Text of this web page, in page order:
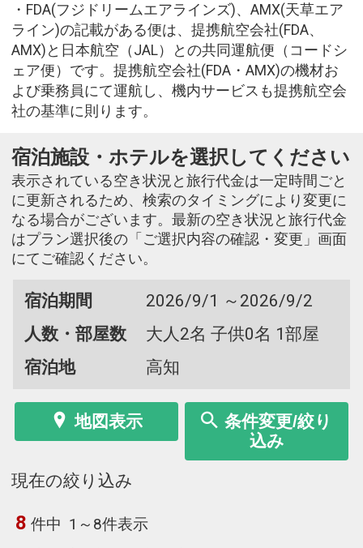
・FDA(フジドリームエアラインズ)、AMX(天草エア
ライン)の記載がある便は、提携航空会社(FDA、
AMX)と日本航空（JAL）との共同運航便（コードシ
ェア便）です。提携航空会社(FDA・AMX)の機材お
よび乗務員にて運航し、機内サービスも提携航空会
社の基準に則ります。
宿泊施設・ホテルを選択してください
表示されている空き状況と旅行代金は一定時間ごと
に更新されるため、検索のタイミングにより変更に
なる場合がございます。最新の空き状況と旅行代金
はプラン選択後の「ご選択内容の確認・変更」画面
にてご確認ください。
宿泊期間
2026/9/1 ～2026/9/2
人数・部屋数
大人2名 子供0名 1部屋
宿泊地
高知
地図表示
条件変更/絞り
込み
現在の絞り込み
8 件中 1～8件表示